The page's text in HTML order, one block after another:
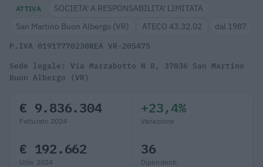
ATTIVA
SOCIETA' A RESPONSABILITA' LIMITATA
San Martino Buon Albergo (VR)
ATECO 43.32.02 dal 1987
P.IVA 01917770230REA VR-205475
Sede legale: Via Marzabotto N 8, 37036 San Martino
Buon Albergo (VR)
€ 9.836.304
Fatturato 2024
+23,4%
Variazione
€ 192.662
Utile 2024
36
Dipendenti